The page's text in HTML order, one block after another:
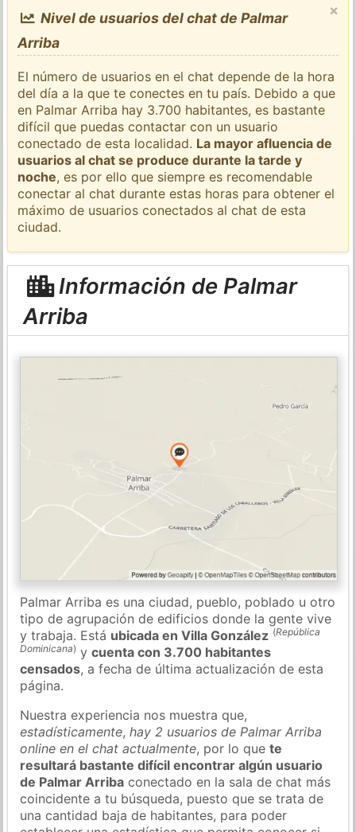
×
Nivel de usuarios del chat de Palmar
Arriba
El número de usuarios en el chat depende de la hora
del día a la que te conectes en tu país. Debido a que
en Palmar Arriba hay 3.700 habitantes, es bastante
difícil que puedas contactar con un usuario
conectado de esta localidad. La mayor afluencia de
usuarios al chat se produce durante la tarde y
noche, es por ello que siempre es recomendable
conectar al chat durante estas horas para obtener el
máximo de usuarios conectados al chat de esta
ciudad.
Información de Palmar
Arriba
Palmar Arriba es una ciudad, pueblo, poblado u otro
tipo de agrupación de edificios donde la gente vive
y trabaja. Está ubicada en Villa González (República
Dominicana) ycuenta con 3.700 habitantes
censados, a fecha de última actualización de esta
página.
Nuestra experiencia nos muestra que,
estadísticamente,hay 2 usuarios de Palmar Arriba
online en el chat actualmente, por lo quete
resultará bastante difícil encontrar algún usuario
de Palmar Arriba conectado en la sala de chat más
coincidente a tu búsqueda, puesto que se trata de
una cantidad baja de habitantes, para poder